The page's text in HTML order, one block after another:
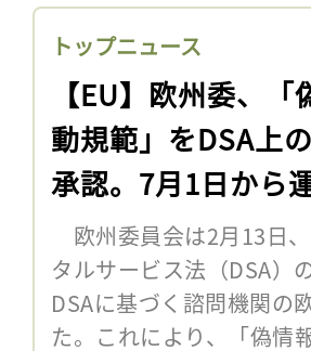
トップニュース
【EU】欧州委、
動規範」をDSA上
承認。7月1日から
欧州委員会は2月13日
タルサービス法（DSA）
DSAに基づく諮問機関の
た。これにより、「偽情